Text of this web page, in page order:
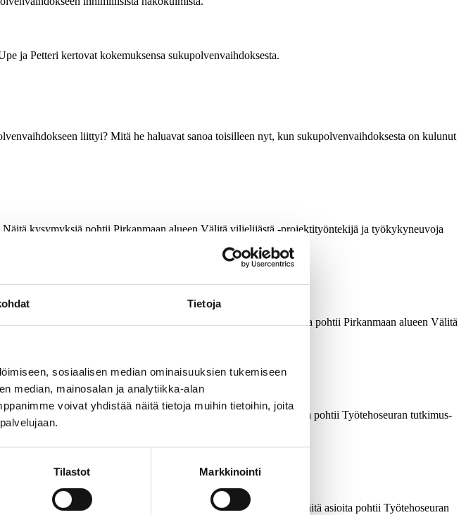
Tietoja
sosiaalisen median ominaisuuksien tukemiseen
median, mainosalan ja analytiikka-alan
voivat yhdistää näitä tietoja muihin tietoihin, joita
Tilastot Markkinointi
ja Petteri kertovat kokemuksensa sukupolvenvaihdoksesta.
liittyi? Mitä he haluavat sanoa toisilleen nyt, kun sukupolvenvaihdoksesta on kulunut
kysymyksiä pohtii Pirkanmaan alueen Välitä viljelijästä -projektityöntekijä ja työkykyneuvoja
on ja miksi on tärkeää pysähtyä jokaisella pysäkillä? Näitä asioita pohtii Pirkanmaan alueen Välitä
kun sukupolvenvaihdoksesta päätetään? Näihin teemoja pohtii Työtehoseuran tutkimus-
tunteet vallan. Pitäisikö keskusteluissa siirtää tunteet sivuun? Näitä asioita pohtii Työtehoseuran